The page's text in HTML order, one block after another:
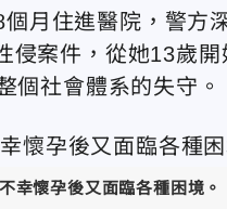
月住進醫院，警方
侵案件，從她13歲開
個社會體系的失守。
幸懷孕後又面臨各種困境